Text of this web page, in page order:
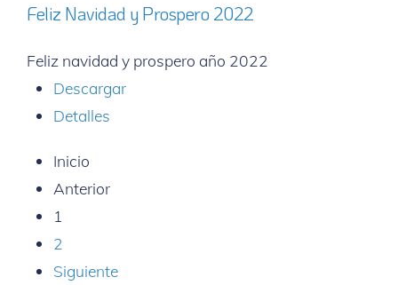
Feliz Navidad y Prospero 2022
Feliz navidad y prospero año 2022
Descargar
Detalles
Inicio
Anterior
1
2
Siguiente